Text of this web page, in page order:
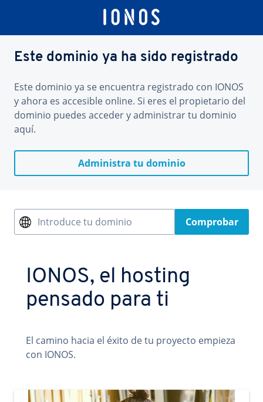
Este dominio ya ha sido registrado
Este dominio ya se encuentra registrado con IONOS
y ahora es accesible online. Si eres el propietario del
dominio puedes acceder y administrar tu dominio
aquí.
Administra tu dominio
Introduce tu dominio Comprobar
IONOS, el hosting
pensado para ti
El camino hacia el éxito de tu proyecto empieza
con IONOS.